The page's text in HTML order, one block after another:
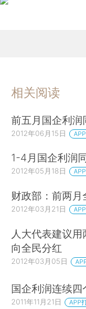
相关阅读
前五月国企利润
2012年06月15日
1-4月国企利润
2012年05月18日
财政部：前两月
2012年03月21日
人大代表建议
向全民分红
2012年03月05日
国企利润连续四
2011年11月21日 APP